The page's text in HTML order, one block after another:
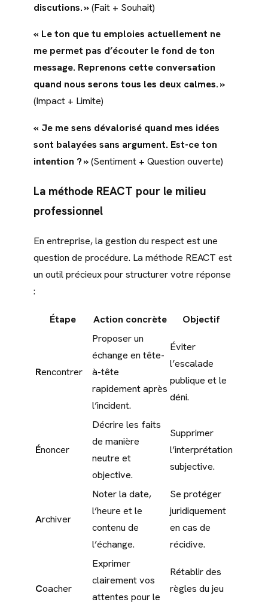
discutions. »(Fait + Souhait)
« Le ton que tu emploies actuellement ne
me permet pas d’écouter le fond de ton
message. Reprenons cette conversation
quand nous serons tous les deux calmes. »
(Impact + Limite)
« Je me sens dévalorisé quand mes idées
sont balayées sans argument. Est-ce ton
intention ? »(Sentiment + Question ouverte)
La méthode REACT pour le milieu
professionnel
En entreprise, la gestion du respect est une
question de procédure. La méthode REACT est
un outil précieux pour structurer votre réponse
:
Étape Action concrète Objectif
Rencontrer
Proposer un
échange en tête-
à-tête
rapidement après
l’incident.
Éviter
l’escalade
publique et le
déni.
Énoncer
Décrire les faits
de manière
neutre et
objective.
Supprimer
l’interprétation
subjective.
Archiver
Noter la date,
l’heure et le
contenu de
l’échange.
Se protéger
juridiquement
en cas de
récidive.
Coacher
Exprimer
clairement vos
attentes pour le
Rétablir des
règles du jeu